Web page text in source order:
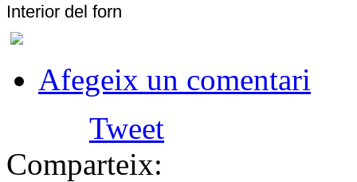
Interior del forn
Afegeix un comentari
Tweet
Comparteix: